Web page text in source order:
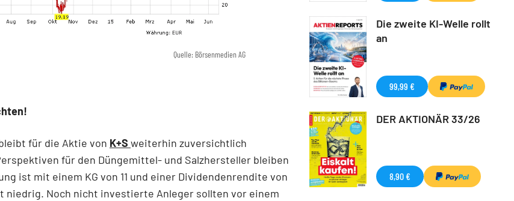
Quelle: Börsenmedien AG
bleibt für die Aktie von K+S weiterhin zuversichtlich
für den Düngemittel- und Salzhersteller bleiben
ist mit einem KG von 11 und einer Dividendenrendite von
niedrig. Noch nicht investierte Anleger sollten vor einem
Die zweite KI-Welle rollt
an
99,99 €
DER AKTIONÄR 33/26
8,90 €